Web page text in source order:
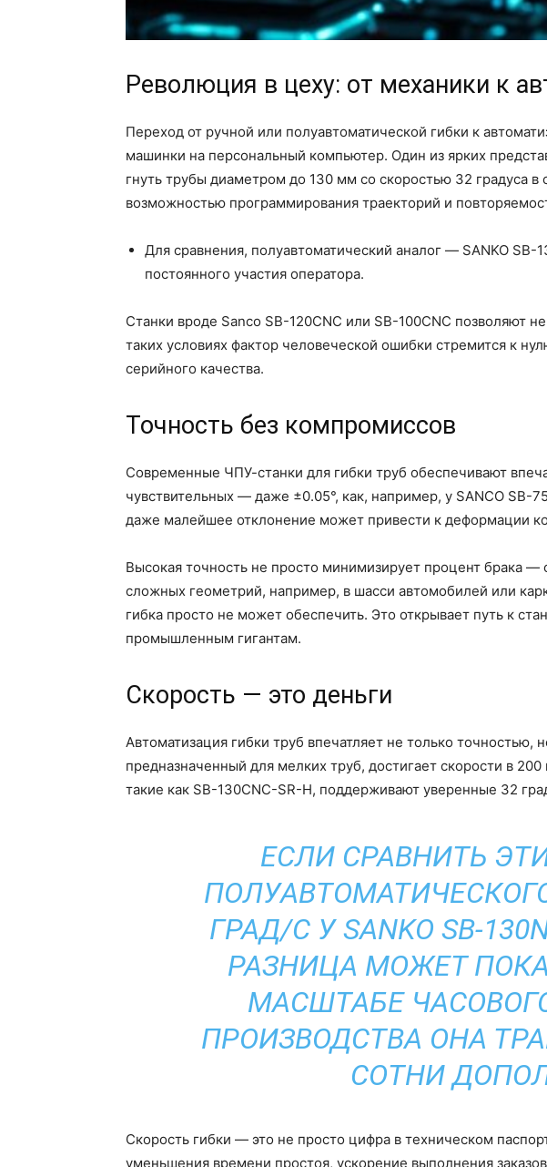
Революция в цеху: от механики к
Переход от ручной или полуавтоматической гибки к
машинки на персональный компьютер. Один из ярких
гнуть трубы диаметром до 130 мм со скоростью 32 градуса
возможностью программирования траекторий и
Для сравнения, полуавтоматический аналог — SANKO
постоянного участия оператора.
Станки вроде Sanco SB-120CNC или SB-100CNC позволяют
таких условиях фактор человеческой ошибки стремится к
серийного качества.
Точность без компромиссов
Современные ЧПУ-станки для гибки труб обеспечивают
чувствительных — даже ±0.05°, как, например, у SANCO SB-
даже малейшее отклонение может привести к деформации
Высокая точность не просто минимизирует процент брака
сложных геометрий, например, в шасси автомобилей или
гибка просто не может обеспечить. Это открывает путь к
промышленным гигантам.
Скорость — это деньги
Автоматизация гибки труб впечатляет не только
предназначенный для мелких труб, достигает скорости в
такие как SB-130CNC-SR-H, поддерживают уверенные 32
ЕСЛИ СРАВНИТЬ
ГРАД/С У SANKO SB-
РАЗНИЦА МОЖЕТ
МАСШТАБЕ
ПРОИЗВОДСТВА ОНА
СОТНИ
Скорость гибки — это не просто цифра в техническом
уменьшения времени простоя, ускорение выполнения